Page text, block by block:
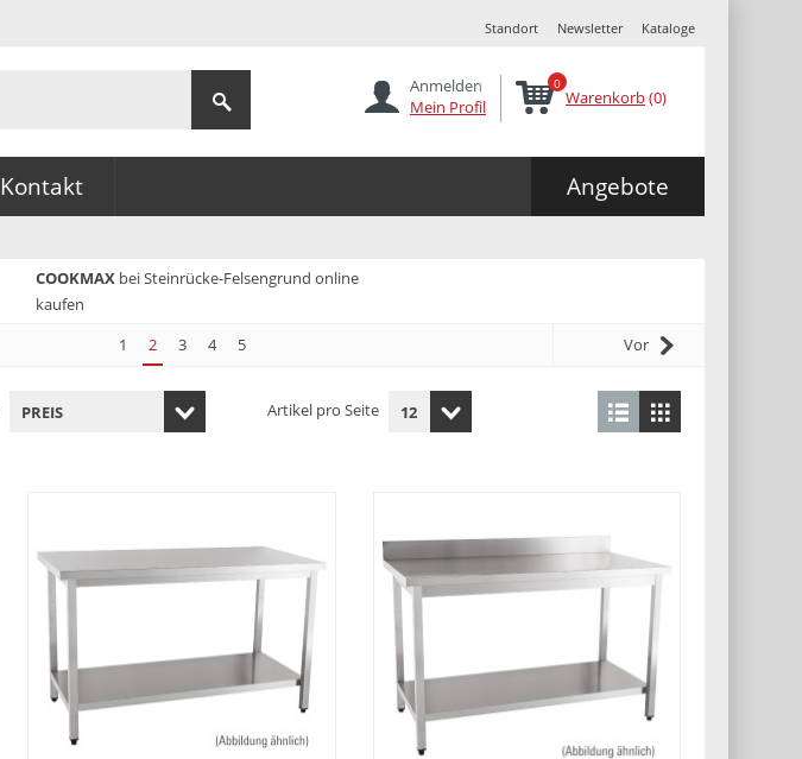
Standort Newsletter Kataloge
Anmelden
Mein Profil
Warenkorb(0)
0
Kontakt Angebote
COOKMAX bei Steinrücke-Felsengrund online
kaufen
1 2 3 4 5 Vor
Artikel pro Seite